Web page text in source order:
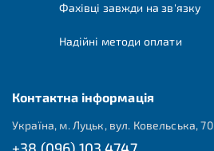
Фахівці завжди на зв'язку
Надійні методи оплати
Контактна інформація
Україна, м. Луцьк, вул. Ковельська, 70